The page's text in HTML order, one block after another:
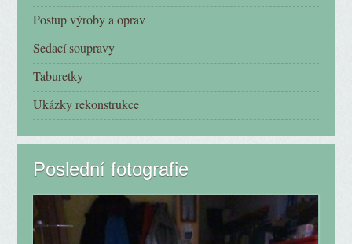
Postup výroby a oprav
Sedací soupravy
Taburetky
Ukázky rekonstrukce
Poslední fotografie